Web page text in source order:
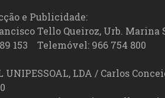
e Publicidade:
Tello Queiroz, Urb. Marina
153 Telemóvel: 966 754 800
LDA / Carlos